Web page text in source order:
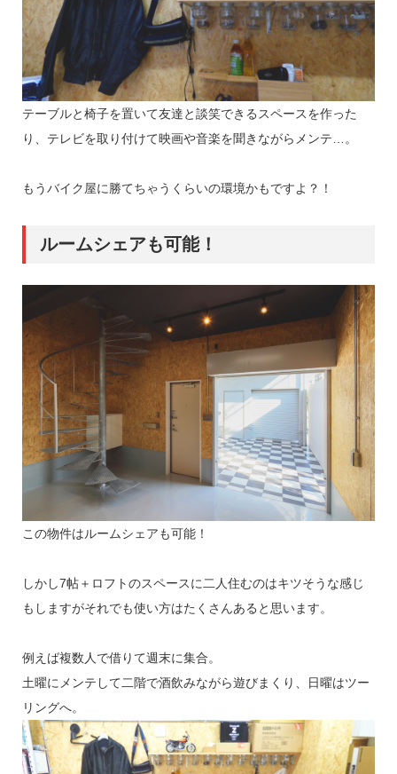
テーブルと椅子を置いて友達と談笑できるスペースを作った
り、テレビを取り付けて映画や音楽を聞きながらメンテ…。
もうバイク屋に勝てちゃうくらいの環境かもですよ？！
ルームシェアも可能！
この物件はルームシェアも可能！
しかし7帖＋ロフトのスペースに二人住むのはキツそうな感じ
もしますがそれでも使い方はたくさんあると思います。
例えば複数人で借りて週末に集合。
土曜にメンテして二階で酒飲みながら遊びまくり、日曜はツー
リングへ。